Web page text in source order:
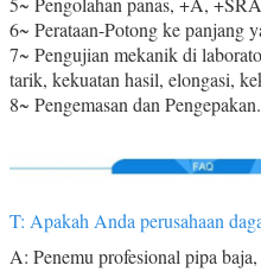
6~ Perataan-Potong ke panjang
7~ Pengujian mekanik di
tarik, kekuatan hasil, elongasi,
8~ Pengemasan dan Pengepakan.
T: Apakah Anda perusahaan
A: Penemu profesional pipa